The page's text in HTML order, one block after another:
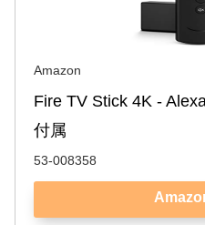
Amazon
Fire TV Stick 4K -
付属
53-008358